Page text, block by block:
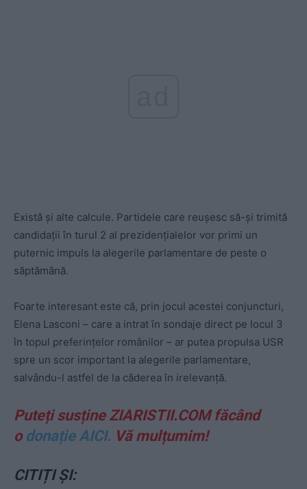
Există și alte calcule. Partidele care reușesc să-și trimită
candidații în turul 2 al prezidențialelor vor primi un
puternic impuls la alegerile parlamentare de peste o
săptămână.
Foarte interesant este că, prin jocul acestei conjuncturi,
Elena Lasconi – care a intrat în sondaje direct pe locul 3
în topul preferințelor românilor – ar putea propulsa USR
spre un scor important la alegerile parlamentare,
salvându-l astfel de la căderea în irelevanță.
Puteți susține ZIARISTII.COM făcând
o donație AICI. Vă mulțumim!
CITIȚI ȘI: